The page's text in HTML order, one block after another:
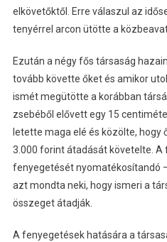
elkövetőktől. Erre válaszul az
tenyérrel arcon ütötte a
Ezután a négy fős társaság
tovább követte őket és amikor
ismét megütötte a korábban
zsebéből elővett egy 15
letette maga elé és közölte, hogy
3.000 forint átadását követelte. A
fenyegetését nyomatékosítandó
azt mondta neki, hogy ismeri a
összeget átadják.
A fenyegetések hatására a